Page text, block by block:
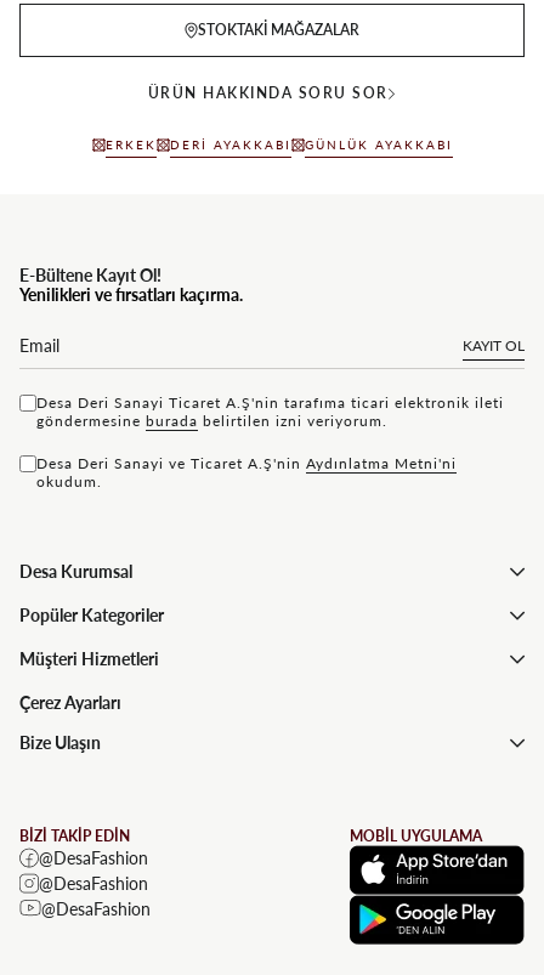
STOKTAKI MAĞAZALAR
ÜRÜN HAKKINDA SORU SOR
ERKEK DERI AYAKKABI GÜNLÜK AYAKKABI
E-Bültene Kayıt Ol!
Yenilikleri ve fırsatları kaçırma.
KAYIT OL
Desa Deri Sanayi Ticaret A.Ş'nin tarafıma ticari elektronik ileti
göndermesine bu rada belirtilen izni veriyorum.
Desa Deri Sanayi ve Ticaret A.Ş'nin Aydınlatma Metni'ni
okudum.
Desa Kurumsal
Popüler Kategoriler
Müşteri Hizmetleri
Çerez Ayarları
Bize Ulaşın
BİZİ TAKİP EDİN
@DesaFashion
@DesaFashion
@DesaFashion
MOBİL UYGULAMA